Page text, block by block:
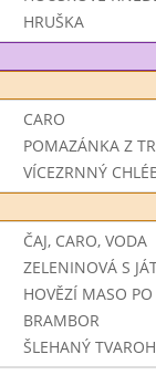
HRUŠKA
CARO
POMAZÁNKA Z
VÍCEZRNNÝ
ČAJ, CARO, VODA
ZELENINOVÁ S
HOVĚZÍ MASO
BRAMBOR
ŠLEHANÝ